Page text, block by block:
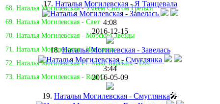
68. Наталья Могилевская - Умеем Снегом Греться
69. Наталья Могилевская - Свет
70. Наталья Могилевская - Морские Звезды
71. Наталья Могилевская - Исцелена
72. Наталья Могилевская Ft. Макс Барских - Dvd
73. Наталья Могилевская - Real O
17. Наталья Могилевская - Я Танцевала
4:08
2016-12-15
18.Наталья Могилевская - Завелась
3:44
2016-05-09
19. Наталья Могилевская - Смуглянка🎤